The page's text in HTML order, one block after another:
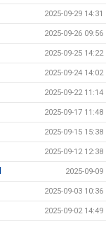
2025-09-29 14:31
2025-09-26 09:56
2025-09-25 14:22
2025-09-24 14:02
2025-09-22 11:14
2025-09-17 11:48
2025-09-15 15:38
2025-09-12 12:38
2025-09-09
2025-09-03 10:36
2025-09-02 14:49